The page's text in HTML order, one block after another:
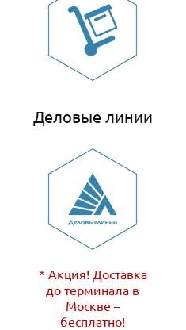
Деловые линии
* Акция! Доставка
до терминала в
Москве –
бесплатно!